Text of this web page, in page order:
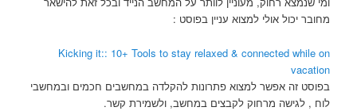
מחובר יכול אולי למצוא עניין בפוסט :
Kicking it:: 10+ Tools to stay relaxed & connected while on
vacation
בפוסט זה אפשר למצוא פתרונות להקלדה במחשבים חכמים ובמחשבי
לוח , לגישה מרחוק לקבצים במחשב, ולשמירת קשר.